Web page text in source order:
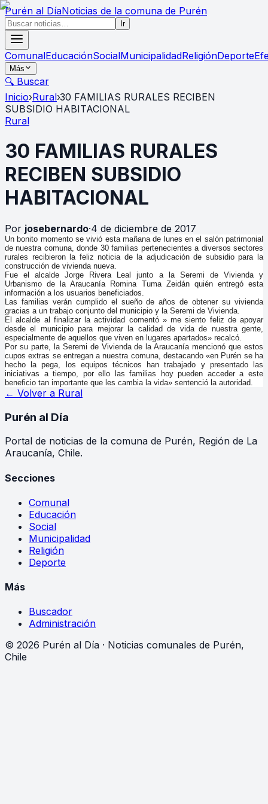
Purén al DíaNoticias de la comuna de Purén
Ir
ComunalEducaciónSocialMunicipalidadReligiónDeporte
Más
🔍 Buscar
Inicio›Rural›30 FAMILIAS RURALES RECIBEN
SUBSIDIO HABITACIONAL
Rural
30 FAMILIAS RURALES
RECIBEN SUBSIDIO
HABITACIONAL
Por josebernardo·4 de diciembre de 2017
Un bonito momento se vivió esta mañana de lunes en el salón patrimonial
de nuestra comuna, donde 30 familias pertenecientes a diversos sectores
rurales recibieron la feliz noticia de la adjudicación de subsidio para la
construcción de vivienda nueva.
Fue el alcalde Jorge Rivera Leal junto a la Seremi de Vivienda y
Urbanismo de la Araucanía Romina Tuma Zeidán quién entregó esta
información a los usuarios beneficiados.
Las familias verán cumplido el sueño de años de obtener su vivienda
gracias a un trabajo conjunto del municipio y la Seremi de Vivienda.
El alcalde al finalizar la actividad comentó » me siento feliz de apoyar
desde el municipio para mejorar la calidad de vida de nuestra gente,
especialmente de aquellos que viven en lugares apartados» recalcó.
Por su parte, la Seremi de Vivienda de la Araucanía mencionó que estos
cupos extras se entregan a nuestra comuna, destacando «en Purén se ha
hecho la pega, los equipos técnicos han trabajado y presentado las
iniciativas a tiempo, por ello las familias hoy pueden acceder a este
beneficio tan importante que les cambia la vida» sentenció la autoridad.
← Volver a Rural
Purén al Día
Portal de noticias de la comuna de Purén, Región de La
Araucanía, Chile.
Secciones
Comunal
Educación
Social
Municipalidad
Religión
Deporte
Más
Buscador
Administración
© 2026 Purén al Día · Noticias comunales de Purén,
Chile